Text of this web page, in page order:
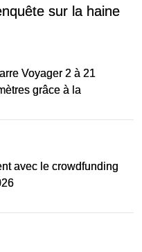
sur la haine
Voyager 2 à 21
grâce à la
avec le crowdfunding